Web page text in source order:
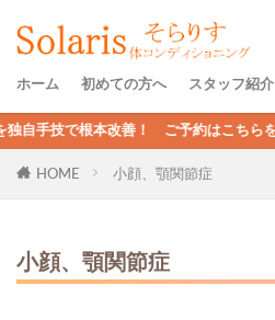
ホーム 初めての方へ スタッフ紹介
予約はこちらをクリック
HOME 小顔、顎関節症
小顔、顎関節症